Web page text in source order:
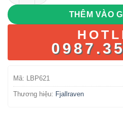
750,000₫.
THÊM VÀO
Mã: LBP621
Thương hiệu: Fjallraven